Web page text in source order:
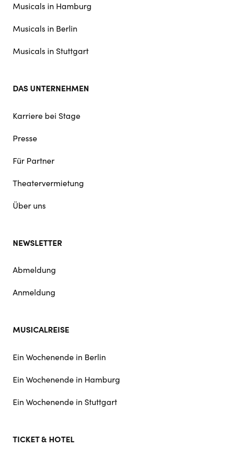
Musicals in Hamburg
Musicals in Berlin
Musicals in Stuttgart
DAS UNTERNEHMEN
Karriere bei Stage
Presse
Für Partner
Theatervermietung
Über uns
NEWSLETTER
Abmeldung
Anmeldung
MUSICALREISE
Ein Wochenende in Berlin
Ein Wochenende in Hamburg
Ein Wochenende in Stuttgart
TICKET & HOTEL